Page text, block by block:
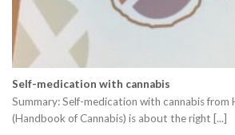
Self-medication with cannabis
Summary: Self-medication with cannabis from
(Handbook of Cannabis) is about the right [...]